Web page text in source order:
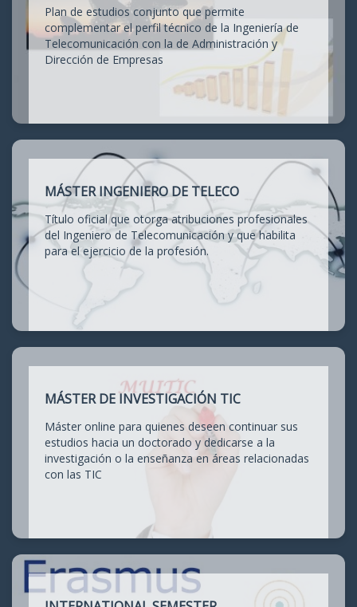
Plan de estudios conjunto que permite
complementar el perfil técnico de la Ingeniería de
Telecomunicación con la de Administración y
Dirección de Empresas
MÁSTER INGENIERO DE TELECO
Título oficial que otorga atribuciones profesionales
del Ingeniero de Telecomunicación y que habilita
para el ejercicio de la profesión.
MÁSTER DE INVESTIGACIÓN TIC
Máster online para quienes deseen continuar sus
estudios hacia un doctorado y dedicarse a la
investigación o la enseñanza en áreas relacionadas
con las TIC